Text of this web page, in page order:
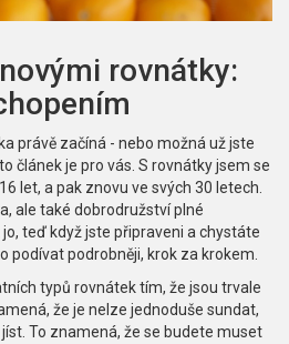
rovnátky:
právě začíná - nebo možná už jste
článek je pro vás. S rovnátky jsem se
let, a pak znovu ve svých 30 letech.
ale také dobrodružství plné
teď když jste připraveni a chystáte
podívat podrobněji, krok za krokem.
typů rovnátek tím, že jsou trvale
že je nelze jednoduše sundat,
To znamená, že se budete muset